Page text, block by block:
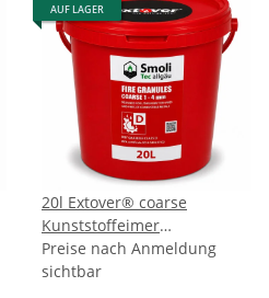
AUF LAGER
20l Extover® coarse
Kunststoffeimer
Brandschutzgranulat
Preise nach Anmeldung
sichtbar